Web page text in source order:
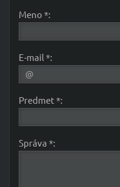
Meno *:
E-mail *:
Predmet *:
Správa *: